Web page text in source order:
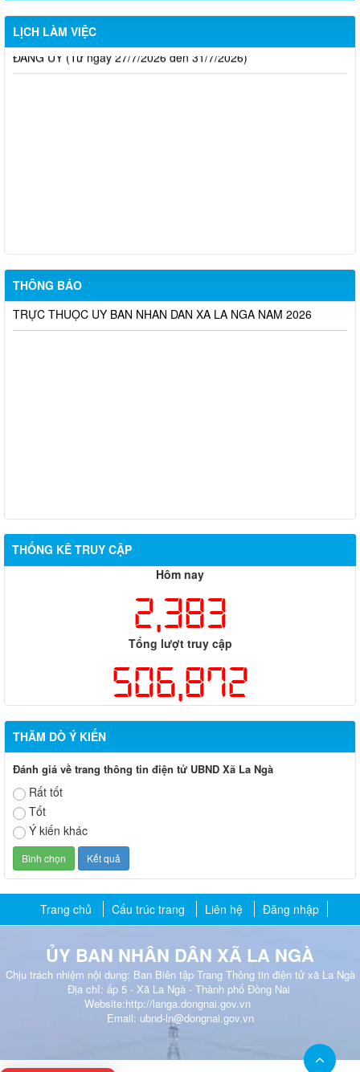
LỊCH LÀM VIỆC
CHƯƠNG TRÌNH LÀM VIỆC TUẦN CỦA THƯỜNG TRỰC
ĐẢNG ỦY (Từ ngày 27/7/2026 đến 31/7/2026)
THÔNG BÁO
DANH SÁCH THÍ SINH ĐỦ ĐIỀU KIỆN DỰ TUYỂN VÒNG 2 KỲ
TUYỂN DỤNG VIÊN CHỨC TRUNG TÂM DỊCH VỤ TỔNG HỢP
TRỰC THUỘC ỦY BAN NHÂN DÂN XÃ LA NGÀ NĂM 2026
THỐNG KÊ TRUY CẬP
Hôm nay
2,383
Tổng lượt truy cập
506,872
THĂM DÒ Ý KIẾN
Đánh giá về trang thông tin điện tử UBND Xã La Ngà
Rất tốt
Tốt
Ý kiến khác
Trang chủ Cấu trúc trang Liên hệ Đăng nhập
ỦY BAN NHÂN DÂN XÃ LA NGÀ
Chịu trách nhiệm nội dung: Ban Biên tập Trang Thông tin điện tử xã La Ngà
Địa chỉ: ấp 5 - Xã La Ngà - Thành phố Đồng Nai
Website:http://langa.dongnai.gov.vn
Email: ubnd-ln@dongnai.gov.vn​